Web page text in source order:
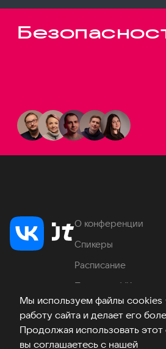
Мы используем файлы cookies
работу сайта и делает его
Продолжая использовать этот
вы соглашаетесь с нашей
О конференции
Спикеры
Расписание
Продукты VK
Место проведения
Часто задаваемые